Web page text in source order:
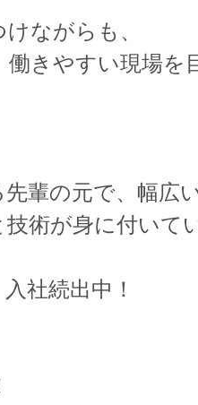
ながらも、
きやすい現場を
輩の元で、幅広
術が身に付いて
社続出中！